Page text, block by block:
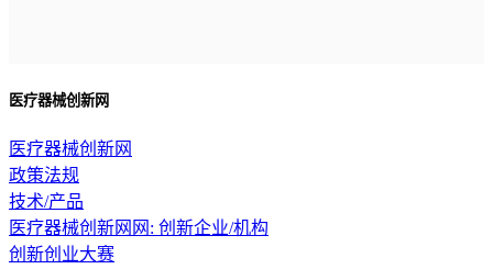
医疗器械创新网
医疗器械创新网
政策法规
技术/产品
医疗器械创新网网: 创新企业/机构
创新创业大赛